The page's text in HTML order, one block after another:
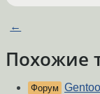
←
Похожие
Форум